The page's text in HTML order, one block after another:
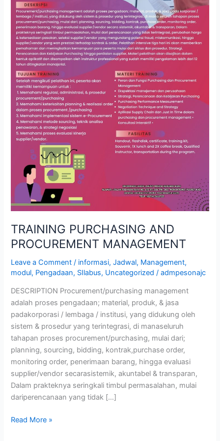
TRAINING PURCHASING AND
PROCUREMENT MANAGEMENT
Leave a Comment / informasi,Jadwal, Management,
modul, Pengadaan, SIlabus, Uncategorized /admpesonajc
DESCRIPTION Procurement/purchasing management
adalah proses pengadaan; material, produk, & jasa
padakorporasi / lembaga / institusi, yang didukung oleh
sistem & prosedur yang terintegrasi, di manaseluruh
tahapan proses procurement/purchasing, mulai dari;
planning, sourcing, bidding, kontrak,purchase order,
monitoring order, penerimaan barang, hingga evaluasi
supplier/vendor secarasistemik, akuntabel & transparan,
Dalam prakteknya seringkali timbul permasalahan, mulai
dariperencanaan yang tidak […]
Read More »